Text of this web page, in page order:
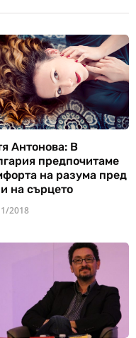
Антонова: В
предпочитаме
на разума пред
на сърцето
2018